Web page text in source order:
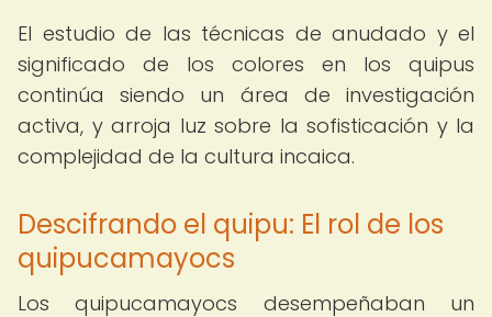
El estudio de las técnicas de anudado y el
significado de los colores en los quipus
continúa siendo un área de investigación
activa, y arroja luz sobre la sofisticación y la
complejidad de la cultura incaica.
Descifrando el quipu: El rol de los
quipucamayocs
Los quipucamayocs desempeñaban un